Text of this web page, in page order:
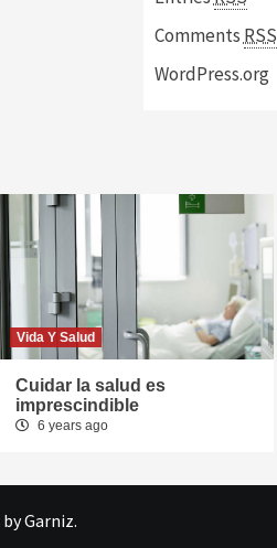
Comments RSS
WordPress.org
Vida Y Salud
Cuidar la salud es
imprescindible
6 years ago
by Garniz.